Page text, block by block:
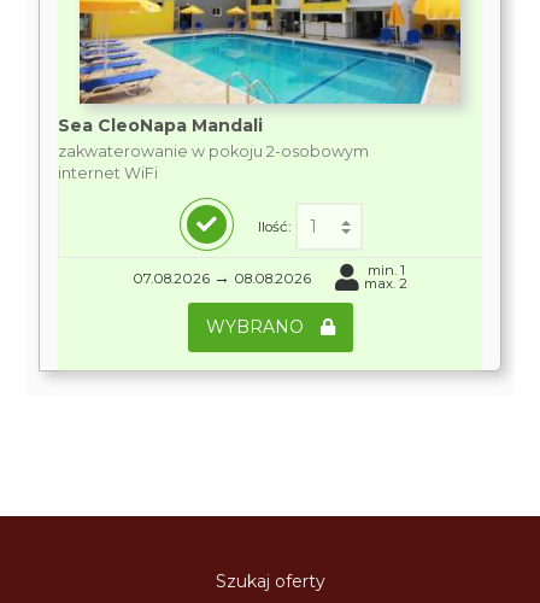
Sea CleoNapa Mandali
zakwaterowanie w pokoju 2-osobowym
internet WiFi
Ilość:
07.08.2026 → 08.08.2026 min. 1
max. 2
WYBRANO
Szukaj oferty